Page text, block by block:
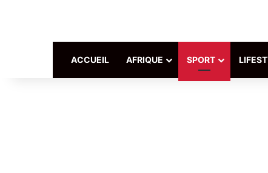
ACCUEIL AFRIQUE SPORT